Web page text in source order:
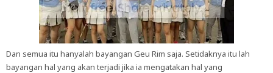
Dan semua itu hanyalah bayangan Geu Rim saja. Setidaknya itu lah
bayangan hal yang akan terjadi jika ia mengatakan hal yang